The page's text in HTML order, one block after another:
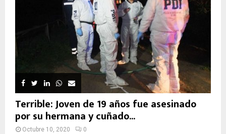
Terrible: Joven de 19 años fue asesinado
por su hermana y cuñado...
Octubre 10, 2020 0